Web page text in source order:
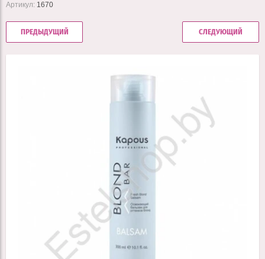
Артикул: 1670
ПРЕДЫДУЩИЙ СЛЕДУЮЩИЙ